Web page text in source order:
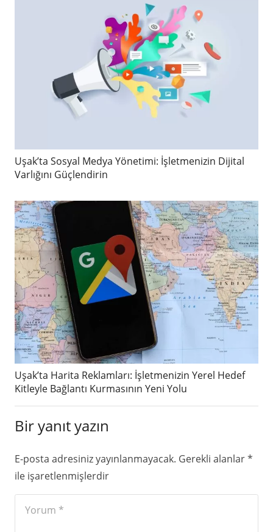
Uşak’ta Sosyal Medya Yönetimi: İşletmenizin Dijital
Varlığını Güçlendirin
Uşak’ta Harita Reklamları: İşletmenizin Yerel Hedef
Kitleyle Bağlantı Kurmasının Yeni Yolu
Bir yanıt yazın
E-posta adresiniz yayınlanmayacak. Gerekli alanlar*
ile işaretlenmişlerdir